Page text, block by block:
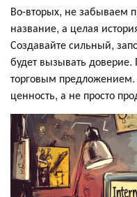
Во-вторых, не забываем
название, а целая
Создавайте сильный,
будет вызывать
торговым
ценность, а не просто